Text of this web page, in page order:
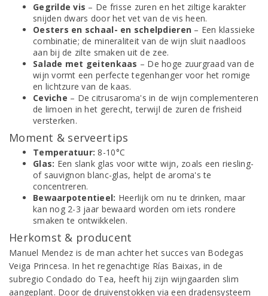
Gegrilde vis – De frisse zuren en het ziltige karakter
snijden dwars door het vet van de vis heen.
Oesters en schaal- en schelpdieren – Een klassieke
combinatie; de mineraliteit van de wijn sluit naadloos
aan bij de zilte smaken uit de zee.
Salade met geitenkaas – De hoge zuurgraad van de
wijn vormt een perfecte tegenhanger voor het romige
en lichtzure van de kaas.
Ceviche – De citrusaroma's in de wijn complementeren
de limoen in het gerecht, terwijl de zuren de frisheid
versterken.
Moment & serveertips
Temperatuur: 8-10°C
Glas: Een slank glas voor witte wijn, zoals een riesling-
of sauvignon blanc-glas, helpt de aroma's te
concentreren.
Bewaarpotentieel: Heerlijk om nu te drinken, maar
kan nog 2-3 jaar bewaard worden om iets rondere
smaken te ontwikkelen.
Herkomst & producent
Manuel Mendez is de man achter het succes van Bodegas
Veiga Princesa. In het regenachtige Rías Baixas, in de
subregio Condado do Tea, heeft hij zijn wijngaarden slim
aangeplant. Door de druivenstokken via een dradensysteem